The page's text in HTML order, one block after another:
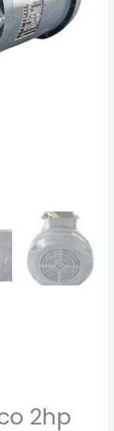
2hp